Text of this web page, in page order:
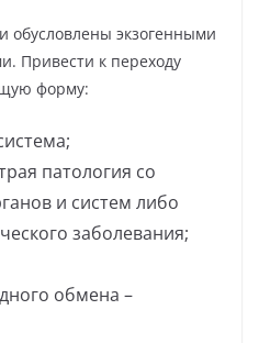
экзогенными
Привести к переходу
форму:
патология со
и систем либо
заболевания;
обмена –